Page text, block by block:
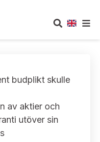
budplikt skulle
av aktier och
utöver sin